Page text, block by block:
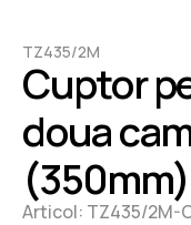
TZ435/2M
Cuptor
doua
Articol: TZ435/2M-